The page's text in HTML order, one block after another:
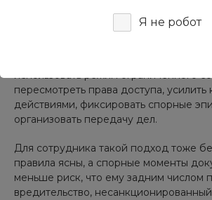
Я не робот
Ошибкой будет либо мгновенно
использовать режим ограниченного
пересмотреть права доступа, усилить
действиями, фиксировать спорные
организовать передачу дел.
Для сотрудника такой подход тоже
правила ясны, а спорные моменты
меньше риск, что ему задним числом
вредительство,